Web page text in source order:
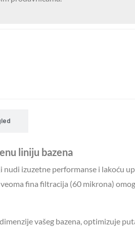
liniju bazena
izuzetne performanse i lakoću
fina filtracija (60 mikrona)
vašeg bazena, optimizuje